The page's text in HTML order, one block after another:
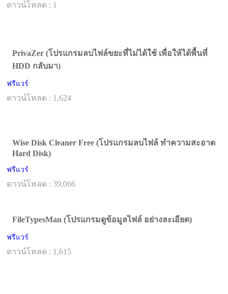
ดาวน์โหลด : 1
PrivaZer (โปรแกรมลบไฟล์ขยะที่ไม่ได้ใช้ เพื่อให้ได้พื้นที่
HDD กลับมา)
ฟรีแวร์
ดาวน์โหลด : 1,624
Wise Disk Cleaner Free (โปรแกรมลบไฟล์ ทำความสะอาด
Hard Disk)
ฟรีแวร์
ดาวน์โหลด : 39,066
FileTypesMan (โปรแกรมดูข้อมูลไฟล์ อย่างละเอียด)
ฟรีแวร์
ดาวน์โหลด : 1,615